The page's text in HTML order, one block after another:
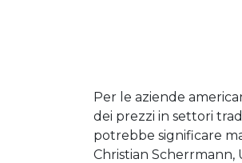
Per le aziende
dei prezzi in settori
potrebbe significare
Christian Scherrmann,